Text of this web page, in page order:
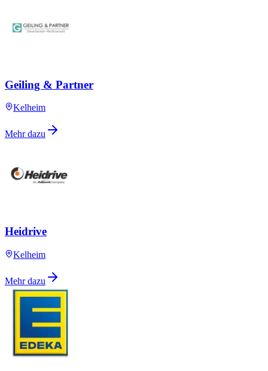
Geiling & Partner
Kelheim
Mehr dazu
Heidrive
Kelheim
Mehr dazu